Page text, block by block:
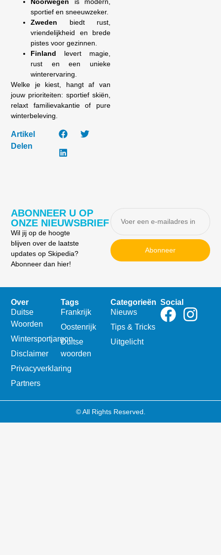
sportief en sneeuwzeker.
Zweden biedt rust,
vriendelijkheid en brede
pistes voor gezinnen.
Finland levert magie,
rust en een unieke
winterervaring.
Welke je kiest, hangt af van
jouw prioriteiten: sportief skiën,
relaxt familievakantie of pure
winterbeleving.
Artikel
Delen
ABONNEER U OP
ONZE NIEUWSBRIEF
Wil jij op de hoogte
blijven over de laatste
updates op Skipedia?
Abonneer dan hier!
Abonneer
Over
Duitse
Woorden
Wintersportjargon
Disclaimer
Privacyverklaring
Partners
Tags
Frankrijk
Oostenrijk
Duitse
woorden
Categorieën
Nieuws
Tips & Tricks
Uitgelicht
Social
© All Rights Reserved.